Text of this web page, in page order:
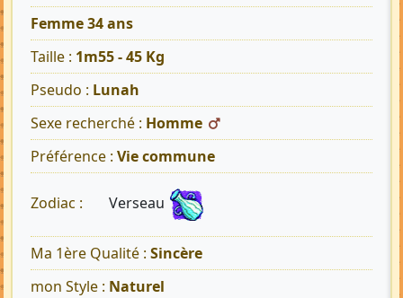
Femme 34 ans
Taille : 1m55 - 45 Kg
Pseudo : Lunah
Sexe recherché : Homme
Préférence : Vie commune
Zodiac : Verseau
Ma 1ère Qualité : Sincère
mon Style : Naturel